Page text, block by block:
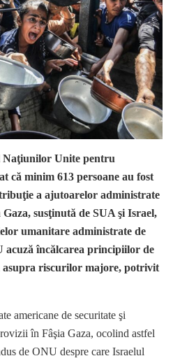
Unite pentru
că minim 613 persoane au fost
a ajutoarelor administrate
susţinută de SUA şi Israel,
umanitare administrate de
încălcarea principiilor de
asupra riscurilor majore, potrivit
americane de securitate şi
în Fâşia Gaza, ocolind astfel
de ONU despre care Israelul